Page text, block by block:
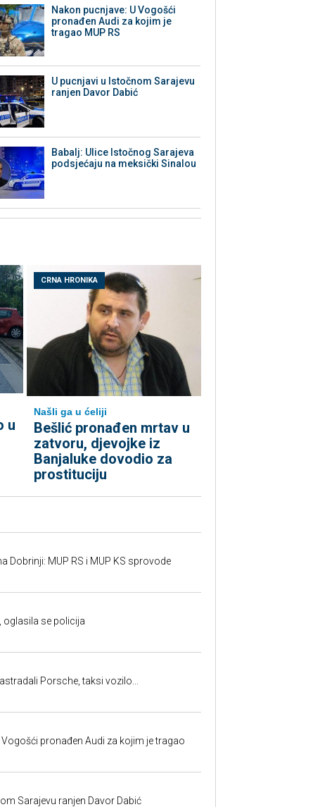
Nakon pucnjave: U Vogošći
pronađen Audi za kojim je
tragao MUP RS
U pucnjavi u Istočnom Sarajevu
ranjen Davor Dabić
Babalj: Ulice Istočnog Sarajeva
podsjećaju na meksički Sinalou
u
CRNA HRONIKA
Našli ga u ćeliji
Bešlić pronađen mrtav u
zatvoru, djevojke iz
Banjaluke dovodio za
prostituciju
Dobrinji: MUP RS i MUP KS sprovode
oglasila se policija
Porsche, taksi vozilo...
Vogošći pronađen Audi za kojim je tragao
Sarajevu ranjen Davor Dabić